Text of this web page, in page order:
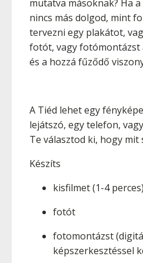
mutatva másoknak? Ha
nincs más dolgod, mint
tervezni egy plakátot,
fotót, vagy fotómontázst
és a hozzá fűződő
A Tiéd lehet egy
lejátszó, egy telefon,
Te választod ki, hogy mit
Készíts
kisfilmet (1-4 perces)
fotót
fotomontázst
képszerkesztéssel